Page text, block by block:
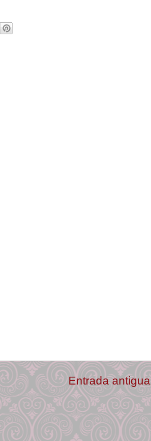
Entrada antigua